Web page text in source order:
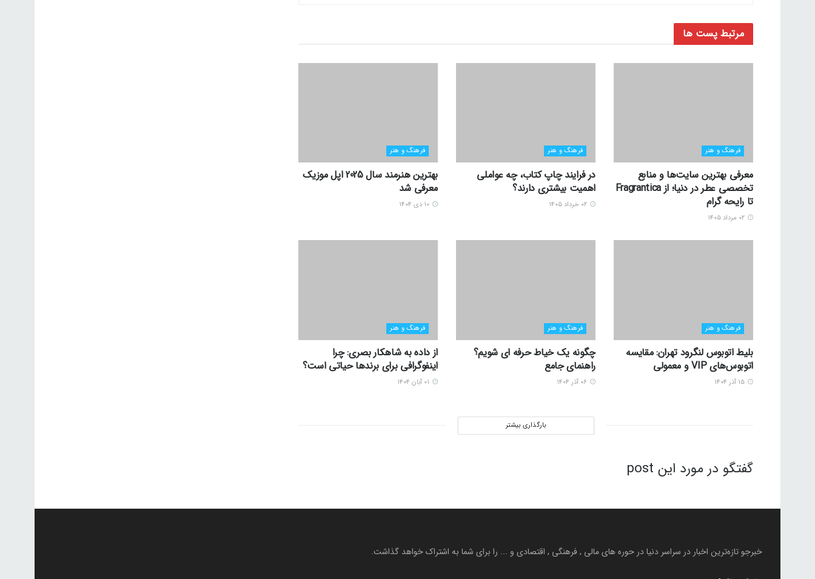
مرتبط پست ها
فرهنگ و هنر
معرفی بهترین سایت‌ها و منابع
تخصصی عطر در دنیا؛ از Fragrantica
تا رایحه گرام
فرهنگ و هنر
در فرایند چاپ کتاب، چه عواملی
اهمیت بیشتری دارند؟
فرهنگ و هنر
بهترین هنرمند سال 2025 اپل موزیک
معرفی شد
فرهنگ و هنر
بلیط اتوبوس لنگرود تهران: مقایسه
اتوبوس‌های VIP و معمولی
فرهنگ و هنر
چگونه یک خیاط حرفه ای شویم؟
راهنمای جامع
فرهنگ و هنر
از داده به شاهکار بصری: چرا
اینفوگرافی برای برندها حیاتی است؟
بارگذاری بیشتر
گفتگو در مورد این post
خبرجو تازه‌ترین اخبار در سراسر دنیا در حوره های مالی , فرهنگی , اقتصادی و ... را برای شما به اشتراک خواهد گذاشت.